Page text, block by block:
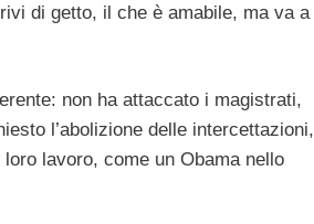
di getto, il che è amabile, ma va a
non ha attaccato i magistrati,
l’abolizione delle intercettazioni,
lavoro, come un Obama nello